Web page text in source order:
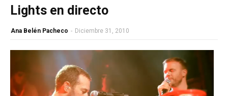
Lights en directo
Ana Belén Pacheco - Diciembre 31, 2010